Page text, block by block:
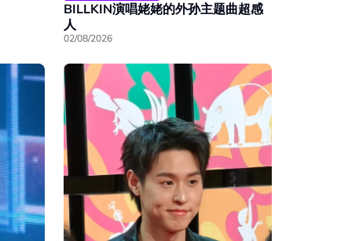
BILLKIN演唱姥姥的外孙主题曲超感
人
02/08/2026